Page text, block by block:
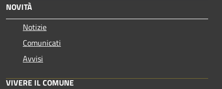
NOVITÀ
Notizie
Comunicati
Avvisi
VIVERE IL COMUNE